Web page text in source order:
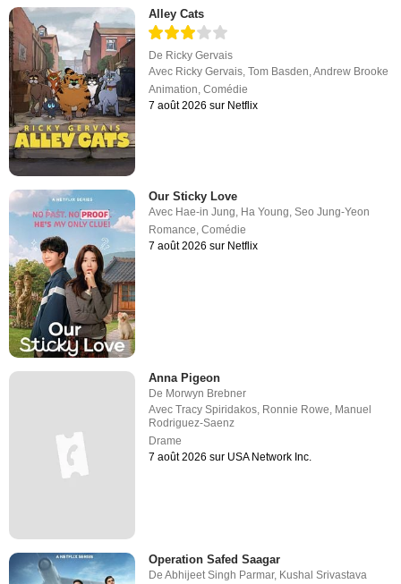
Alley Cats
De Ricky Gervais
Avec Ricky Gervais,Tom Basden,Andrew Brooke
Animation,Comédie
7 août 2026 sur Netflix
Our Sticky Love
Avec Hae-in Jung Ha Young ,Seo Jung-Yeon
Romance ,Comédie
7 août 2026 sur Netflix
Anna Pigeon
De Morwyn Brebner
AvecTracy Spiridakos, Ronnie Rowe, Manuel
Rodriguez-Saenz
Drame
7 août 2026 sur USA Network Inc.
Operation Safed Saagar
DeAbhijeet Singh Parmar, Kushal Srivastava